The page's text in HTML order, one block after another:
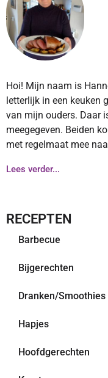
Hoi! Mijn naam is
letterlijk in een keuken
van mijn ouders. Daar
meegegeven. Beiden
met regelmaat mee
Lees verder...
RECEPTEN
Barbecue
Bijgerechten
Dranken/Smoothies
Hapjes
Hoofdgerechten